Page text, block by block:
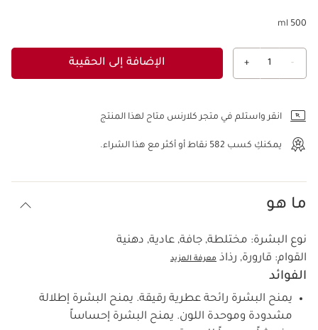
500 ml
-
1
+ الإضافة إلى الحقيبة
انقر واستلم في متجر كلارنس متاح لهذا المنتج
يمكنكِ كسب 582 نقاط أو أكثر مع هذا الشراء.
ما هو
نوع البشرة: مختلطة, جافة, عادية, دهنية
القوام: قارورة, رذاذ معرفة المزيد
الفوائد
يمنح البشرة رائحة عطرية رقيقة. يمنح البشرة إطلالة
مشدودة وموحدة اللون. يمنح البشرة إحساساً